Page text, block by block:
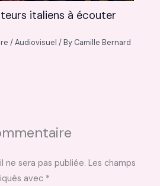
italiens à écouter
/Audiovisuel / By Camille Bernard
ne sera pas publiée. Les champs
avec *